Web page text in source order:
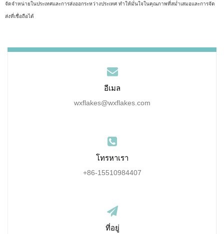
จัดจำหน่ายในประเทศและการส่งออกระหว่างประเทศ ทำให้มั่นใจในคุณภาพที่สม่ำเสมอและการจัด
ส่งที่เชื่อถือได้
อีเมล
wxflakes@wxflakes.com
โทรหาเรา
+86-15510984407
ที่อยู่